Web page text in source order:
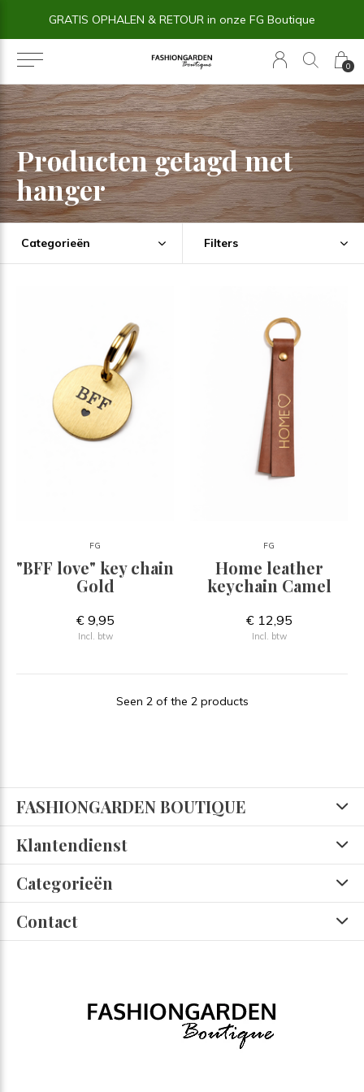
0
GRATIS OPHALEN & RETOUR in onze FG Boutique
Producten getagd met
hanger
Categorieën Filters
FG
"BFF love" key chain
Gold
€ 9,95
Incl. btw
FG
Home leather
keychain Camel
€ 12,95
Incl. btw
Seen 2 of the 2 products
FASHIONGARDEN BOUTIQUE
Klantendienst
Categorieën
Contact